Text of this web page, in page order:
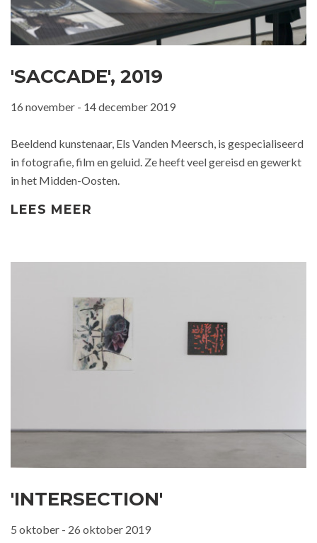
'SACCADE', 2019
16 november - 14 december 2019
Beeldend kunstenaar, Els Vanden Meersch, is gespecialiseerd
in fotografie, film en geluid. Ze heeft veel gereisd en gewerkt
in het Midden-Oosten.
LEES MEER
'INTERSECTION'
5 oktober - 26 oktober 2019